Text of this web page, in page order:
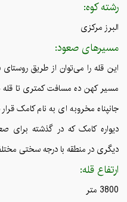
رشته کوه:
البرز مرکزی
مسیرهای صعود:
این قله را می‌توان از طریق
مسیر کهن ده مسافت کمتری تا قله
جانپناه مخروبه ای به نام کامک قرار
دیواره کامک که در گذشته برای
دیگری در منطقه با درجه سختی
ارتفاع قله:
3800 متر